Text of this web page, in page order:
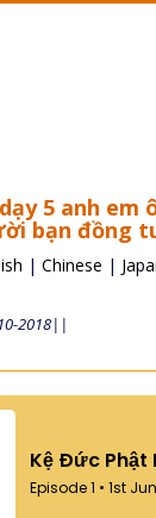
5 anh em
bạn đồng
| Chinese |
2018||